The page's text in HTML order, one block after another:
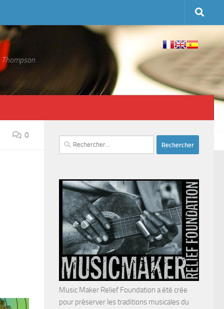
0
Rechercher :
Music Maker Relief Foundation a été crée
pour préserver les traditions musicales du